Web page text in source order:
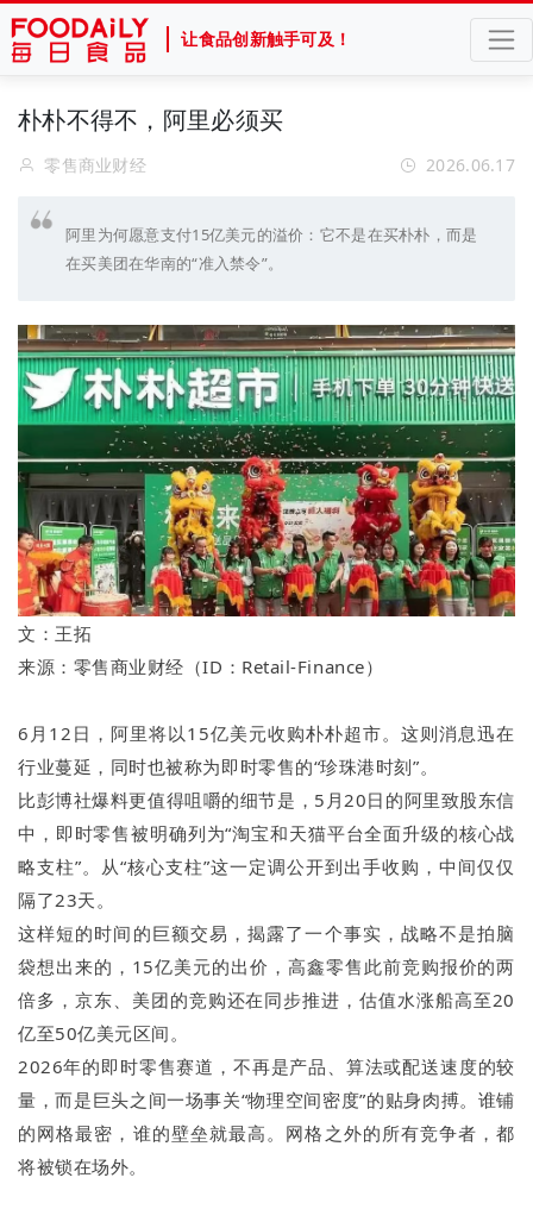
让食品创新触手可及！
朴朴不得不，阿里必须买
零售商业财经 2026.06.17
阿里为何愿意支付15亿美元的溢价：它不是在买朴朴，而是
在买美团在华南的“准入禁令”。
文：王拓
来源：零售商业财经（ID：Retail-Finance）
6月12日，阿里将以15亿美元收购朴朴超市。这则消息迅在
行业蔓延，同时也被称为即时零售的“珍珠港时刻”。
比彭博社爆料更值得咀嚼的细节是，5月20日的阿里致股东信
中，即时零售被明确列为“淘宝和天猫平台全面升级的核心战
略支柱”。从“核心支柱”这一定调公开到出手收购，中间仅仅
隔了23天。
这样短的时间的巨额交易，揭露了一个事实，战略不是拍脑
袋想出来的，15亿美元的出价，高鑫零售此前竞购报价的两
倍多，京东、美团的竞购还在同步推进，估值水涨船高至20
亿至50亿美元区间。
2026年的即时零售赛道，不再是产品、算法或配送速度的较
量，而是巨头之间一场事关“物理空间密度”的贴身肉搏。谁铺
的网格最密，谁的壁垒就最高。网格之外的所有竞争者，都
将被锁在场外。